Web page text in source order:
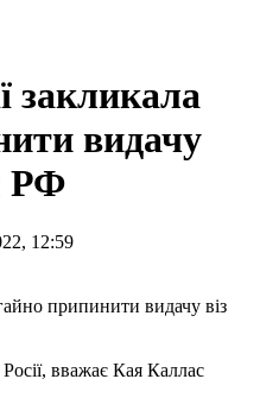
закликала
видачу
РФ
12:59
вважає Кая Каллас